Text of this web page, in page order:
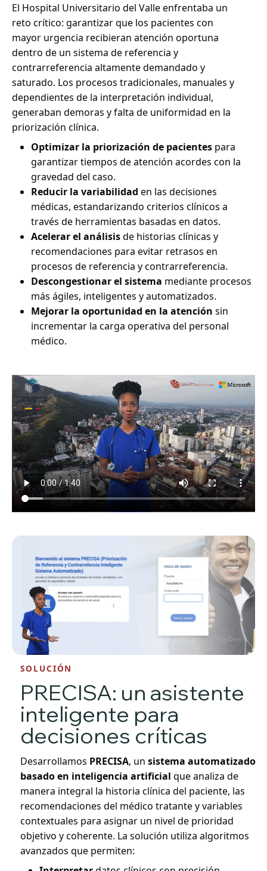
El Hospital Universitario del Valle enfrentaba un
reto crítico: garantizar que los pacientes con
mayor urgencia recibieran atención oportuna
dentro de un sistema de referencia y
contrarreferencia altamente demandado y
saturado. Los procesos tradicionales, manuales y
dependientes de la interpretación individual,
generaban demoras y falta de uniformidad en la
priorización clínica.
Optimizar la priorización de pacientes para
garantizar tiempos de atención acordes con la
gravedad del caso.
Reducir la variabilidad en las decisiones
médicas, estandarizando criterios clínicos a
través de herramientas basadas en datos.
Acelerar el análisisde historias clínicas y
recomendaciones para evitar retrasos en
procesos de referencia y contrarreferencia.
Descongestionar el sistema mediante procesos
más ágiles, inteligentes y automatizados.
Mejorar la oportunidad en la atención sin
incrementar la carga operativa del personal
médico.
SOLUCIÓN
PRECISA: un asistente
inteligente para
decisiones críticas
Desarrollamos PRECISA, un sistema automatizado
basado en inteligencia artificial que analiza de
manera integral la historia clínica del paciente, las
recomendaciones del médico tratante y variables
contextuales para asignar un nivel de prioridad
objetivo y coherente. La solución utiliza algoritmos
avanzados que permiten: